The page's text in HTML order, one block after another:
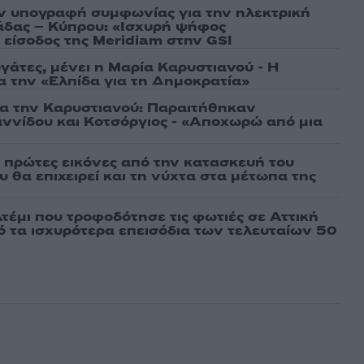
υπογραφή συμφωνίας για την ηλεκτρική
– Κύπρου: «Ισχυρή ψήφος
της Meridiam στην GSI
μένει η Μαρία Καρυστιανού - Η
την «Ελπίδα για τη Δημοκρατία»
την Καρυστιανού: Παραιτήθηκαν
και Κοτσόργιος - «Αποχωρώ από μια
εικόνες από την κατασκευή του
επιχειρεί και τη νύχτα στα μέτωπα της
που τροφοδότησε τις φωτιές σε Αττική
τα ισχυρότερα επεισόδια των τελευταίων 50